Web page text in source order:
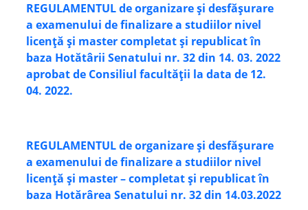
REGULAMENTUL de organizare și desfășurare
a examenului de finalizare a studiilor nivel
licență și master completat și republicat în
baza Hotătârii Senatului nr. 32 din 14. 03. 2022
aprobat de Consiliul facultății la data de 12.
04. 2022.
REGULAMENTUL de organizare și desfășurare
a examenului de finalizare a studiilor nivel
licență și master – completat și republicat în
baza Hotărârea Senatului nr. 32 din 14.03.2022